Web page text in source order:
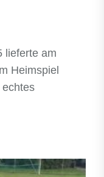
lieferte am
Heimspiel